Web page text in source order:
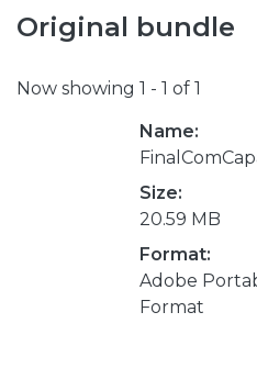
Original bundle
Now showing 1 - 1 of 1
Name:
Size:
20.59 MB
Format:
Adobe
Format